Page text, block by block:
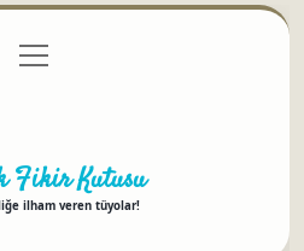
Politikası
menüyü
aç
Fikir Kutusu
ilham veren tüyolar!